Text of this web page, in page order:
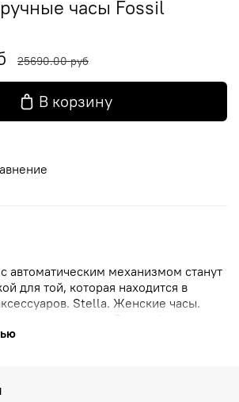
часы Fossil
25690.00 руб
В корзину
автоматическим механизмом станут
для той, которая находится в
Stella. Женские часы.
по технологии Sunray (солнечные
окошко на циферблате можно
головка. Ремешок из эко-кожи с